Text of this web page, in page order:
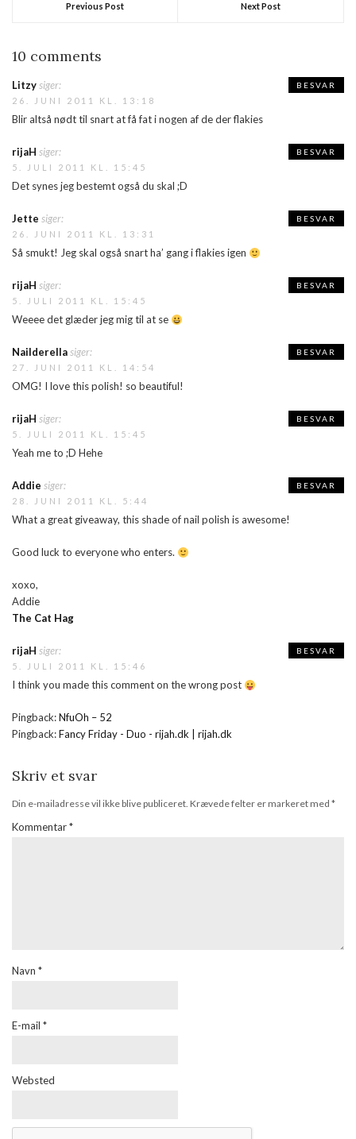
Previous Post Next Post
10 comments
Litzysiger:
26. JUNI 2011 KL. 13:18
Blir altså nødt til snart at få fat i nogen af de der flakies
BESVAR
rijaH siger:
5. JULI 2011 KL. 15:45
Det synes jeg bestemt også du skal ;D
BESVAR
Jette siger:
26. JUNI 2011 KL. 13:31
Så smukt! Jeg skal også snart ha’ gang i flakies igen
BESVAR
rijaH siger:
5. JULI 2011 KL. 15:45
Weeee det glæder jeg mig til at se
BESVAR
Nailderellasiger:
27. JUNI 2011 KL. 14:54
OMG! I love this polish! so beautiful!
BESVAR
rijaH siger:
5. JULI 2011 KL. 15:45
Yeah me to ;D Hehe
BESVAR
Addie siger:
28. JUNI 2011 KL. 5:44
What a great giveaway, this shade of nail polish is awesome!
Good luck to everyone who enters.
xoxo,
Addie
The Cat Hag
BESVAR
rijaH siger:
5. JULI 2011 KL. 15:46
I think you made this comment on the wrong post
BESVAR
Pingback:NfuOh – 52
Pingback:Fancy Friday - Duo - rijah.dk | rijah.dk
Skriv et svar
Din e-mailadresse vil ikke blive publiceret. Krævede felter er markeret med *
Kommentar*
Navn *
E-mail *
Websted